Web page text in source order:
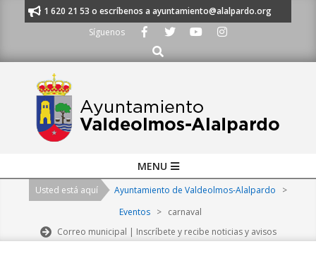
al 91 620 21 53 o escríbenos a ayuntamiento@alalpardo.org
Síguenos
Buscar
Navigation
MENU
Usted está aquí Ayuntamiento de Valdeolmos-Alalpardo
>
Eventos
> carnaval
Correo municipal | Inscríbete y recibe noticias y avisos